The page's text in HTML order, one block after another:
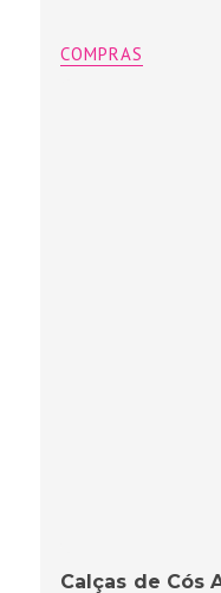
COMPRAS
Calças de Cós